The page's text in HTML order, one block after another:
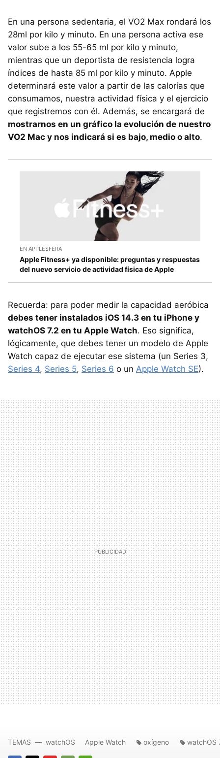
En una persona sedentaria, el VO2 Max rondará los
28ml por kilo y minuto. En una persona activa ese
valor sube a los 55-65 ml por kilo y minuto,
mientras que un deportista de resistencia logra
índices de hasta 85 ml por kilo y minuto. Apple
determinará este valor a partir de las calorías que
consumamos, nuestra actividad física y el ejercicio
que registremos con él. Además, se encargará de
mostrarnos en un gráfico la evolución de nuestro
VO2 Mac y nos indicará si es bajo, medio o alto.
EN APPLESFERA
Apple Fitness+ ya disponible: preguntas y respuestas
del nuevo servicio de actividad física de Apple
Recuerda: para poder medir la capacidad aeróbica
debes tener instalados iOS 14.3 en tu iPhone y
watchOS 7.2 en tu Apple Watch. Eso significa,
lógicamente, que debes tener un modelo de Apple
Watch capaz de ejecutar ese sistema (un Series 3,
Series 4, Series 5, Series 6 o un Apple Watch SE).
TEMAS watchOS Apple Watch oxígeno watchOS